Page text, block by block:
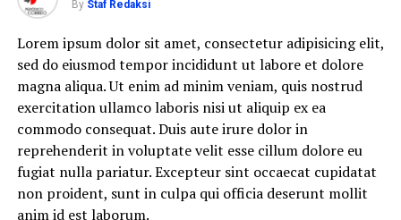
By Staf Redaksi
Lorem ipsum dolor sit amet, consectetur adipisicing elit,
sed do eiusmod tempor incididunt ut labore et dolore
magna aliqua. Ut enim ad minim veniam, quis nostrud
exercitation ullamco laboris nisi ut aliquip ex ea
commodo consequat. Duis aute irure dolor in
reprehenderit in voluptate velit esse cillum dolore eu
fugiat nulla pariatur. Excepteur sint occaecat cupidatat
non proident, sunt in culpa qui officia deserunt mollit
anim id est laborum.